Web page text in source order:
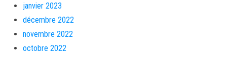
janvier 2023
décembre 2022
novembre 2022
octobre 2022